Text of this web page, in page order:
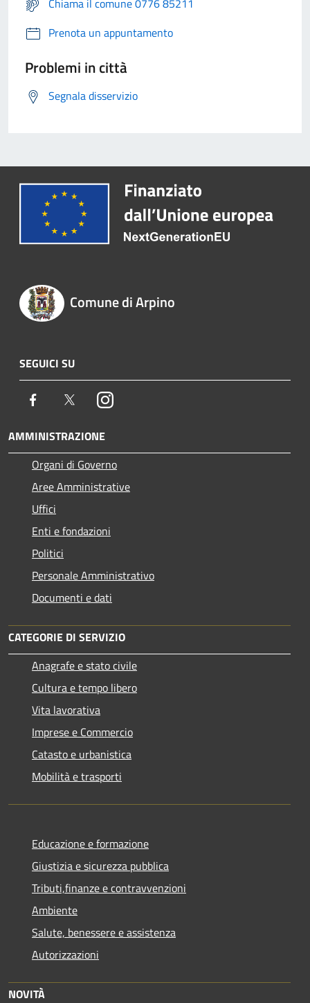
Chiama il comune 0776 85211
Prenota un appuntamento
Problemi in città
Segnala disservizio
Comune di Arpino
SEGUICI SU
Facebook TwitterInstagram
AMMINISTRAZIONE
Organi di Governo
Aree Amministrative
Uffici
Enti e fondazioni
Politici
Personale Amministrativo
Documenti e dati
CATEGORIE DI SERVIZIO
Anagrafe e stato civile
Cultura e tempo libero
Vita lavorativa
Imprese e Commercio
Catasto e urbanistica
Mobilità e trasporti
Educazione e formazione
Giustizia e sicurezza pubblica
Tributi,finanze e contravvenzioni
Ambiente
Salute, benessere e assistenza
Autorizzazioni
NOVITÀ